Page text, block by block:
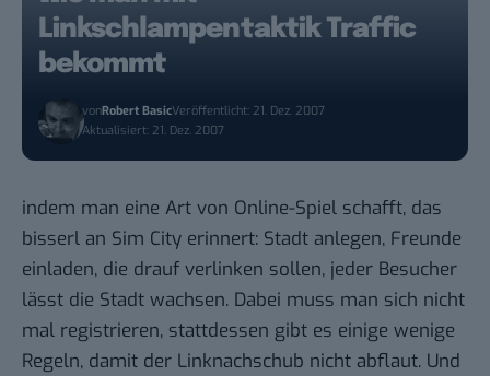
Linkschlampentaktik Traffic
bekommt
vonRobert BasicVeröffentlicht: 21. Dez. 2007
Aktualisiert: 21. Dez. 2007
indem man eine Art von Online-Spiel schafft, das
bisserl an Sim City erinnert: Stadt anlegen, Freunde
einladen, die drauf verlinken sollen, jeder Besucher
lässt die Stadt wachsen. Dabei muss man sich nicht
mal registrieren, stattdessen gibt es einige wenige
Regeln, damit der Linknachschub nicht abflaut. Und